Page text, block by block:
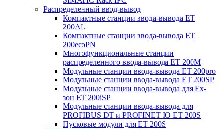
Распределенный ввод-вывод
Компактные станции ввода-вывода ET
200AL
Компактные станции ввода-вывода ET
200ecoPN
Многофункциональные станции
распределенного ввода-вывода ET 200M
Модульные станции ввода-вывода ET 200pro
Модульные станции ввода-вывода ET 200SP
Модульные станции ввода-вывода для Ex-
зон ET 200iSP
Модульные станции ввода-вывода для
PROFIBUS DT и PROFINET IO ET 200S
Пусковые модули для ET 200S